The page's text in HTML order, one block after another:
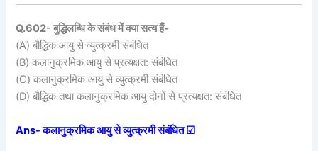
Q.602- बुद्धिलब्धि के संबंध में क्या सत्य हैं-
(A) बौद्धिक आयु से व्युत्क्रमी संबंधित
(B) कलानुक्रमिक आयु से प्रत्यक्षत: संबंधित
(C) कलानुक्रमिक आयु से व्युत्क्रमी संबंधित
(D) बौद्धिक तथा कलानुक्रमिक आयु दोनों से प्रत्यक्षत: संबंधित
Ans- कलानुक्रमिक आयु से व्युत्क्रमी संबंधित ☑